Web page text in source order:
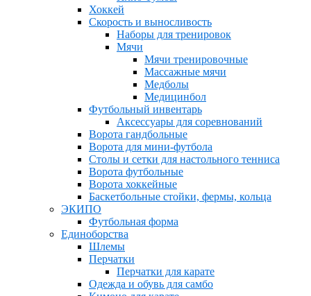
Хоккей
Скорость и выносливость
Наборы для тренировок
Мячи
Мячи тренировочные
Массажные мячи
Медболы
Медицинбол
Футбольный инвентарь
Аксессуары для соревнований
Ворота гандбольные
Ворота для мини-футбола
Столы и сетки для настольного тенниса
Ворота футбольные
Ворота хоккейные
Баскетбольные стойки, фермы, кольца
ЭКИПО
Футбольная форма
Единоборства
Шлемы
Перчатки
Перчатки для карате
Одежда и обувь для самбо